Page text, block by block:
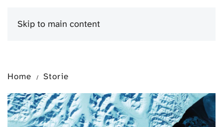
Skip to main content
Home Storie